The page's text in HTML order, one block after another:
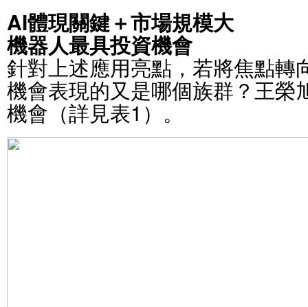
AI體現關鍵＋市場規模大
機器人最具投資機會
針對上述應用亮點，若將焦點轉
機會表現的又是哪個族群？王榮
機會（詳見表1）。